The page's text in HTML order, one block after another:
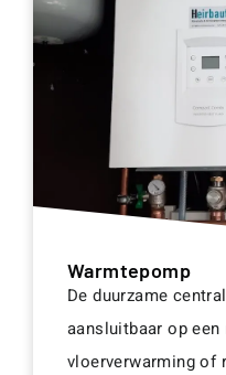
Warmtepomp
De duurzame
aansluitbaar op
vloerverwarming of